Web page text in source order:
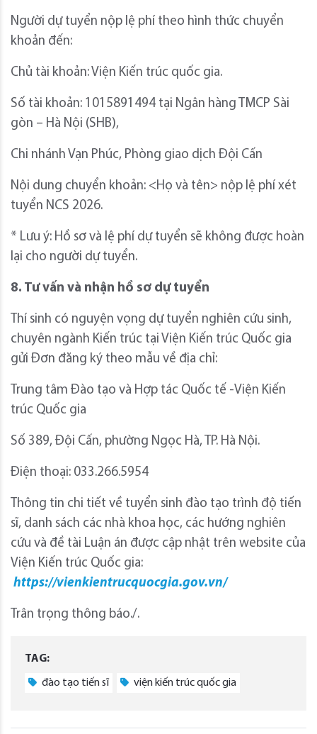
Người dự tuyển nộp lệ phí theo hình thức chuyển
khoản đến:
Chủ tài khoản: Viện Kiến trúc quốc gia.
Số tài khoản: 1015891494 tại Ngân hàng TMCP Sài
gòn – Hà Nội (SHB),
Chi nhánh Vạn Phúc, Phòng giao dịch Đội Cấn
Nội dung chuyển khoản: <Họ và tên> nộp lệ phí xét
tuyển NCS 2026.
* Lưu ý: Hồ sơ và lệ phí dự tuyển sẽ không được hoàn
lại cho người dự tuyển.
8. Tư vấn và nhận hồ sơ dự tuyển
Thí sinh có nguyện vọng dự tuyển nghiên cứu sinh,
chuyên ngành Kiến trúc tại Viện Kiến trúc Quốc gia
gửi Đơn đăng ký theo mẫu về địa chỉ:
Trung tâm Đào tạo và Hợp tác Quốc tế -Viện Kiến
trúc Quốc gia
Số 389, Đội Cấn, phường Ngọc Hà, TP. Hà Nội.
Điện thoại: 033.266.5954
Thông tin chi tiết về tuyển sinh đào tạo trình độ tiến
sĩ, danh sách các nhà khoa học, các hướng nghiên
cứu và đề tài Luận án được cập nhật trên website của
Viện Kiến trúc Quốc gia:
https://vienkientrucquocgia.gov.vn/
Trân trọng thông báo./.
TAG:
đào tạo tiến sĩ viện kiến trúc quốc gia